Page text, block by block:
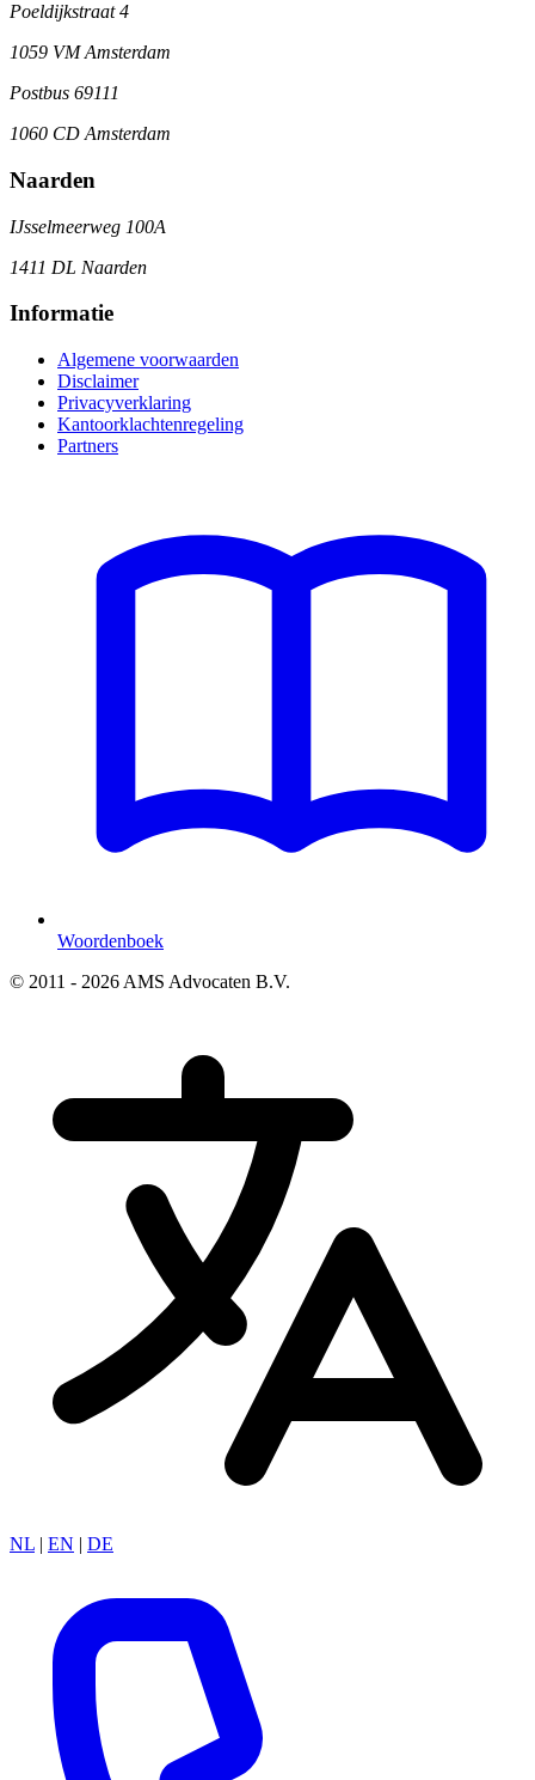
Poeldijkstraat 4
1059 VM Amsterdam
Postbus 69111
1060 CD Amsterdam
Naarden
IJsselmeerweg 100A
1411 DL Naarden
Informatie
Algemene voorwaarden
Disclaimer
Privacyverklaring
Kantoorklachtenregeling
Partners
Woordenboek
© 2011 - 2026 AMS Advocaten B.V.
NL | EN | DE